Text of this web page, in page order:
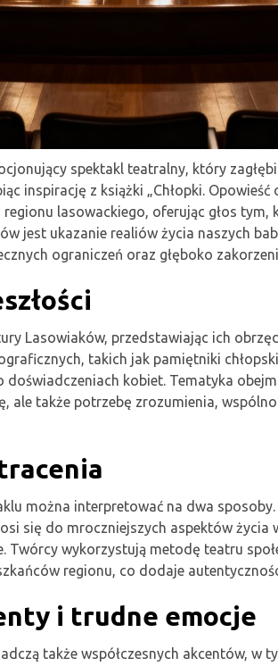
spektakl teatralny, który
inspirację z książki „Chłopki.
lasowackiego, oferując głos tym,
jest ukazanie realiów życia naszych
ograniczeń oraz głęboko
Lasowiaków, przedstawiając ich
takich jak pamiętniki
kobiet. Tematyka
ale także potrzebę zrozumienia,
można interpretować na dwa
się do mroczniejszych aspektów życia
Twórcy wykorzystują metodę teatru
regionu, co dodaje
i trudne emocje
także współczesnych akcentów, w